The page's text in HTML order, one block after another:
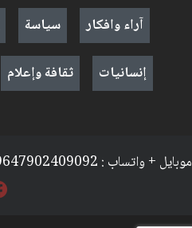
آراء وافكار
سياسة
إنسانيات
ثقافة وإعلام
موبايل + واتساب : 009647902409092